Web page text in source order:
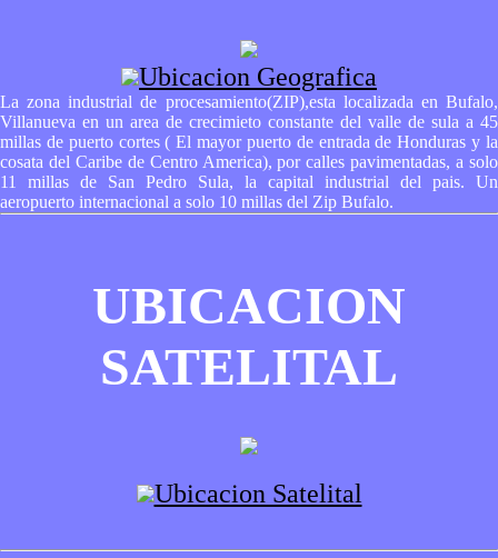
Ubicacion Geografica
La zona industrial de procesamiento(ZIP),esta localizada en Bufalo,
Villanueva en un area de crecimieto constante del valle de sula a 45
millas de puerto cortes ( El mayor puerto de entrada de Honduras y la
cosata del Caribe de Centro America), por calles pavimentadas, a solo
11 millas de San Pedro Sula, la capital industrial del pais. Un
aeropuerto internacional a solo 10 millas del Zip Bufalo.
UBICACION
SATELITAL
Ubicacion Satelital